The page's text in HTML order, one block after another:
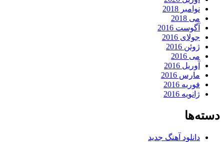
نوامبر 2018
می 2018
آگوست 2016
جولای 2016
ژوئن 2016
می 2016
آوریل 2016
مارس 2016
فوریه 2016
ژانویه 2016
دسته‌ها
دانلود آهنگ جدید